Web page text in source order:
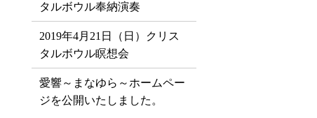
タルボウル奉納演奏
2019年4月21日（日）クリス
タルボウル瞑想会
愛響～まなゆら～ホームペー
ジを公開いたしました。